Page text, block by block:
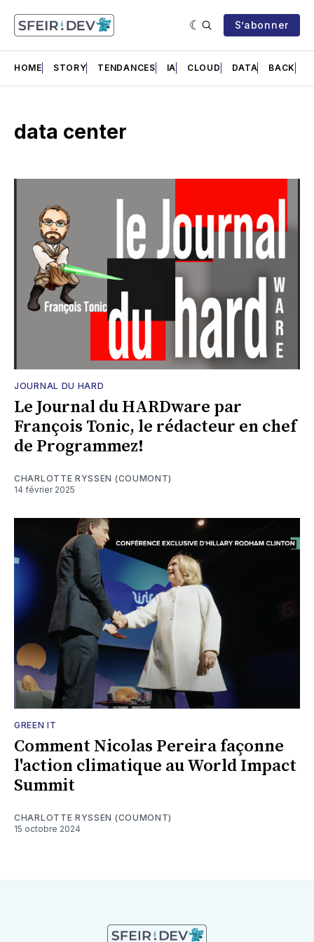
S’abonner
HOME STORY TENDANCES IA CLOUD DATA BACK
data center
JOURNAL DU HARD
Le Journal du HARDware par
François Tonic, le rédacteur en chef
de Programmez!
CHARLOTTE RYSSEN (COUMONT)
14 février 2025
GREEN IT
Comment Nicolas Pereira façonne
l'action climatique au World Impact
Summit
CHARLOTTE RYSSEN (COUMONT)
15 octobre 2024